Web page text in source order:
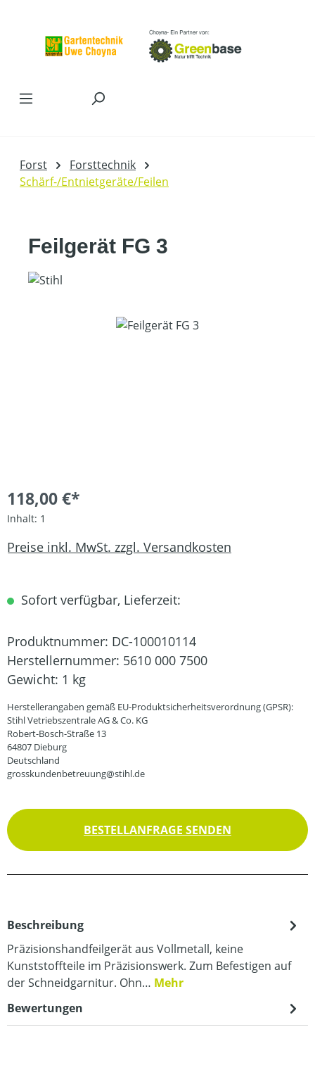
Forst
Forsttechnik
Schärf-/Entnietgeräte/Feilen
Feilgerät FG 3
Bildergalerie überspringen
118,00 €*
Inhalt: 1
Preise inkl. MwSt. zzgl. Versandkosten
Sofort verfügbar, Lieferzeit:
Produktnummer: DC-100010114
Herstellernummer: 5610 000 7500
Gewicht: 1 kg
Herstellerangaben gemäß EU-Produktsicherheitsverordnung (GPSR):
Stihl Vetriebszentrale AG & Co. KG
Robert-Bosch-Straße 13
64807 Dieburg
Deutschland
grosskundenbetreuung@stihl.de
BESTELLANFRAGE SENDEN
Beschreibung
Präzisionshandfeilgerät aus Vollmetall, keine
Kunststoffteile im Präzisionswerk. Zum Befestigen auf
der Schneidgarnitur. Ohn… Mehr
Bewertungen